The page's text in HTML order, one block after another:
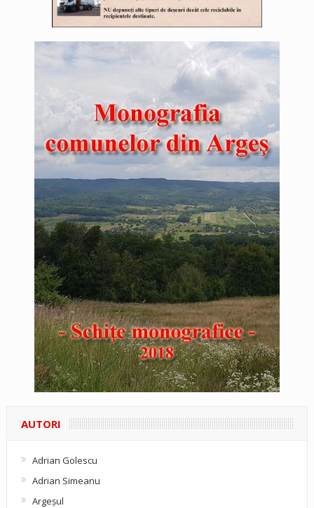
AUTORI
Adrian Golescu
Adrian Simeanu
Argeşul